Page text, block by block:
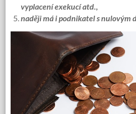
vyplacení exekucí atd.,
naději má i podnikatel s nulovým